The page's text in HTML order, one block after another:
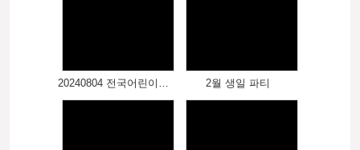
20240804 전국어린이대회 대상(그리기) - 김온유 어린이 2월 생일 파티